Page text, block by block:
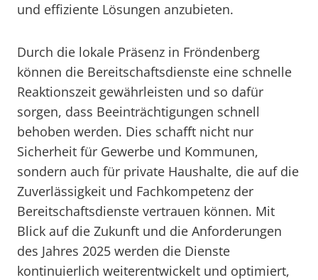
und effiziente Lösungen anzubieten.
Durch die lokale Präsenz in Fröndenberg
können die Bereitschaftsdienste eine schnelle
Reaktionszeit gewährleisten und so dafür
sorgen, dass Beeinträchtigungen schnell
behoben werden. Dies schafft nicht nur
Sicherheit für Gewerbe und Kommunen,
sondern auch für private Haushalte, die auf die
Zuverlässigkeit und Fachkompetenz der
Bereitschaftsdienste vertrauen können. Mit
Blick auf die Zukunft und die Anforderungen
des Jahres 2025 werden die Dienste
kontinuierlich weiterentwickelt und optimiert,